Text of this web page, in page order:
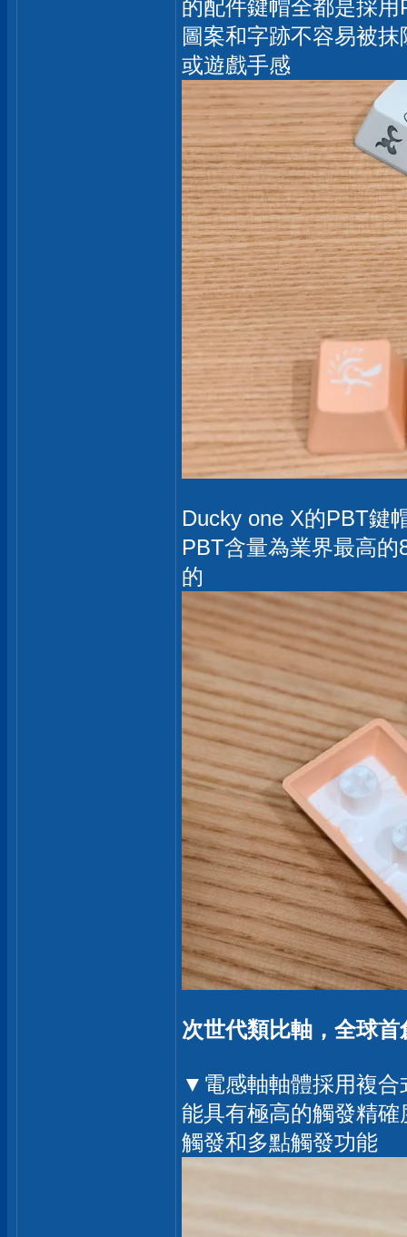
的配件鍵帽全都是採
圖案和字跡不容易被
或遊戲手感
Ducky one X的PBT鍵
PBT含量為業界最高
的
次世代類比軸，全球
▼電感軸軸體採用複合
能具有極高的觸發精
觸發和多點觸發功能